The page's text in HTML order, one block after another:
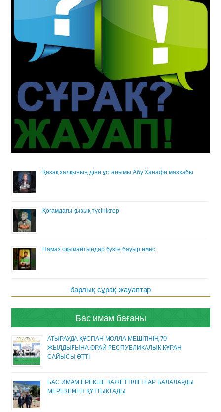
Қазақ халқының діни ұстанымы Абу Ханафи мазхабы
Қоғамдағы қызық түсініктер
Намаз оқымайтындар бузге бауыр емес
барлық сұрақ-жауаптар
Бас имам бағаны
АТЫРАУДА ҚҰСПАН МОЛЛА МЕШІТІНІҢ 70
ЖЫЛДЫҒЫНА ОРАЙ РЕСПУБЛИКАЛЫҚ ҚҰРАН
САЙЫСЫ ӨТТІ
БАС ИМАМ ЕРЕКШЕ ҚАЖЕТТІЛІГІ БАР БАЛАЛАРДЫ
МЕРЕКЕМЕН ҚҰТТЫҚТАДЫ